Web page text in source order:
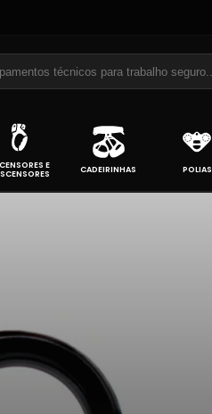
E
CADEIRINHAS POLIAS